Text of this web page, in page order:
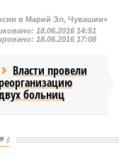
в Марий Эл, Чувашии»
18.06.2016 14:51
18.06.2016 17:08
Власти провели
больниц
0